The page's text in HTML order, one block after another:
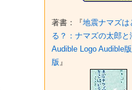
著書：『地震ナマズは
る？：ナマズの太郎と
Audible Logo Audible
版』